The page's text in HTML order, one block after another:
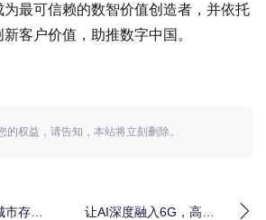
最可信赖的数智价值创造者，并依托
客户价值，助推数字中国。
的权益，请告知，本站将立刻删除。
存量
让AI深度融入6G，高通